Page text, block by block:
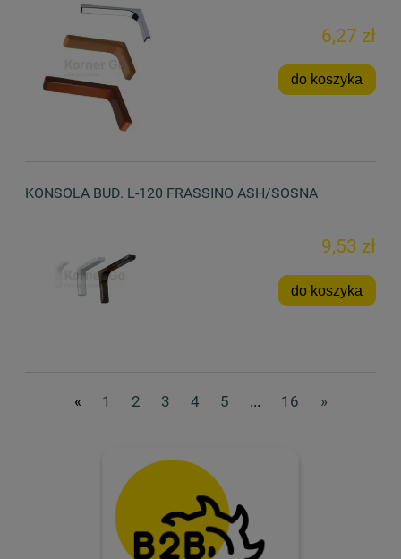
6,27 zł
do koszyka
KONSOLA BUD. L-120 FRASSINO ASH/SOSNA
9,53 zł
do koszyka
« 1 2 3 4 5 ... 16 »